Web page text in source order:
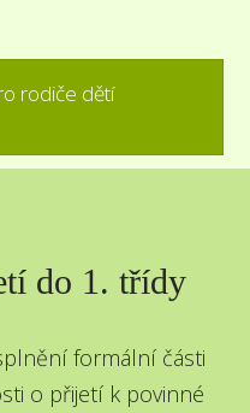
rodiče dětí
do 1. třídy
formální části
o přijetí k povinné